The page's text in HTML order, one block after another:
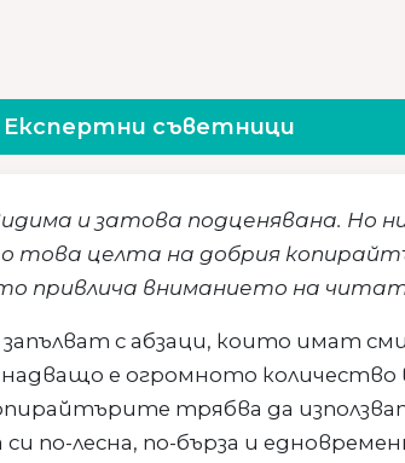
и затова подценявана. Но
целта на добрия
привлича вниманието на
с абзаци, които имат
е огромното
трябва да
лесна, по-бърза и
Експертни съветници